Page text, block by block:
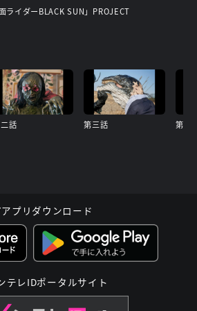
ライダーBLACK SUN」PROJECT
話 第三話 第四
プリダウンロード
テレIDポータルサイト